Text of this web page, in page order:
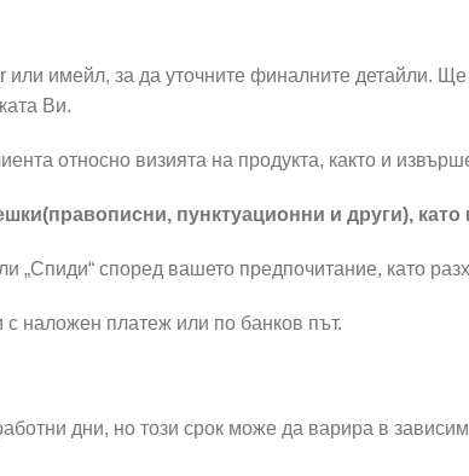
имейл, за да уточните финалните детайли. Ще
Ви.
относно визията на продукта, както и
пунктуационни и други),
„Спиди“ според вашето предпочитание, като
наложен платеж или по банков път.
дни, но този срок може да варира в